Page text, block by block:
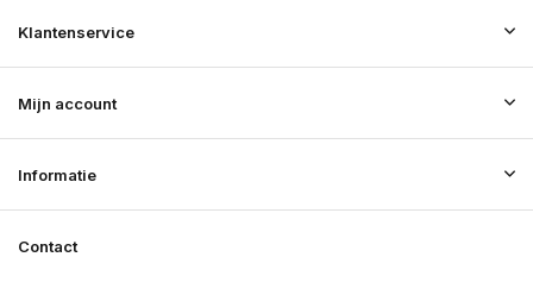
Klantenservice
Mijn account
Informatie
Contact